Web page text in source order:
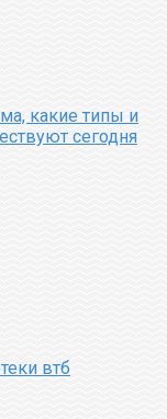
какие типы и
сегодня
втб